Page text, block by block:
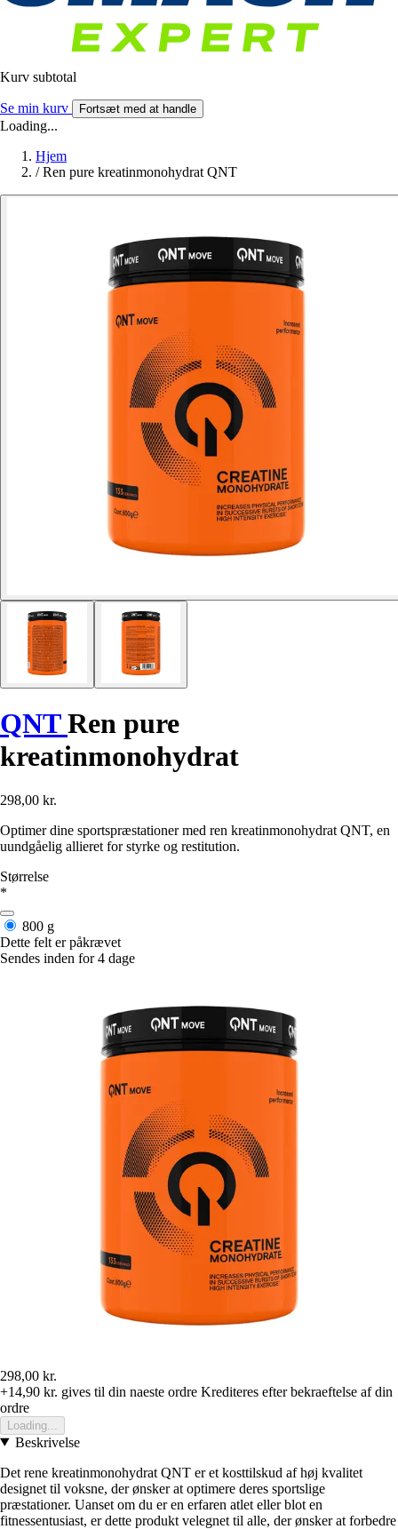
Kurv subtotal
Se min kurv Fortsæt med at handle
Loading...
Hjem
/ Ren pure kreatinmonohydrat QNT
QNTRen pure
kreatinmonohydrat
298,00 kr.
Optimer dine sportspræstationer med ren kreatinmonohydrat QNT, en
uundgåelig allieret for styrke og restitution.
Størrelse
*
800 g
Dette felt er påkrævet
Sendes inden for 4 dage
298,00 kr.
+14,90 kr. gives til din naeste ordre Krediteres efter bekraeftelse af din
ordre
Loading...
Beskrivelse
Det rene kreatinmonohydrat QNT er et kosttilskud af høj kvalitet
designet til voksne, der ønsker at optimere deres sportslige
præstationer. Uanset om du er en erfaren atlet eller blot en
fitnessentusiast, er dette produkt velegnet til alle, der ønsker at forbedre